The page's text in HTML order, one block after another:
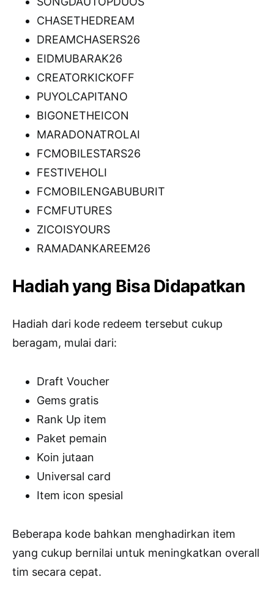
CHASETHEDREAM
DREAMCHASERS26
EIDMUBARAK26
CREATORKICKOFF
PUYOLCAPITANO
BIGONETHEICON
MARADONATROLAI
FCMOBILESTARS26
FESTIVEHOLI
FCMOBILENGABUBURIT
FCMFUTURES
ZICOISYOURS
RAMADANKAREEM26
Hadiah yang Bisa Didapatkan
Hadiah dari kode redeem tersebut cukup
beragam, mulai dari:
Draft Voucher
Gems gratis
Rank Up item
Paket pemain
Koin jutaan
Universal card
Item icon spesial
Beberapa kode bahkan menghadirkan item
yang cukup bernilai untuk meningkatkan overall
tim secara cepat.